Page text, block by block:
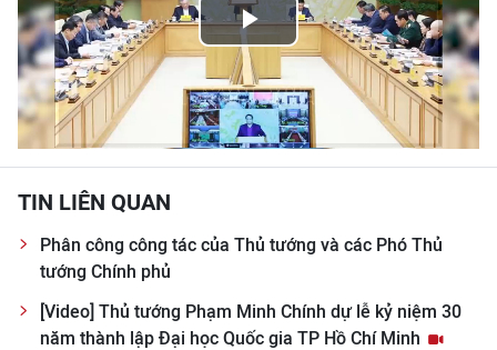
KHOA HỌC - CÔNG NGHỆ
MÔI TRƯỜNG
BẠN ĐỌC
KIỂM CHỨNG THÔNG TIN
54 DÂN TỘC VIỆT NAM
CHƯƠNG TRÌNH OCOP - MỖI XÃ
Play
Video
TIN LIÊN QUAN
Phân công công tác của Thủ tướng và các Phó Thủ
tướng Chính phủ
[Video] Thủ tướng Phạm Minh Chính dự lễ kỷ niệm 30
năm thành lập Đại học Quốc gia TP Hồ Chí Minh